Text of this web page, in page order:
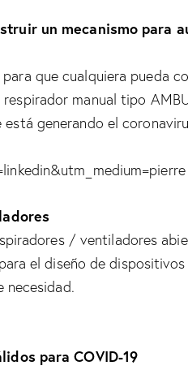
un mecanismo para
que cualquiera pueda
manual tipo
generando el
/ ventiladores
el diseño de dispositivos
necesidad.
para COVID-19